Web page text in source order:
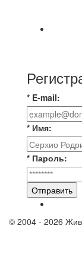
* E-mail:
* Имя:
* Пароль:
Отправить
© 2004 - 2026